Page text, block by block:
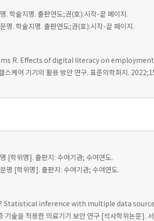
. 학술지명. 출판연도;권(호):시작-끝 페이지.
명. 학술지명. 출판연도;권(호):시작-끝 페이지.
R. Effects of digital literacy on
스케어 기기의 활용 방안 연구. 표준의학회지.
[학위명]. 출판지: 수여기관; 수여연도.
명 [학위명]. 출판지: 수여기관; 수여연도.
Statistical inference with multiple data
기술을 적용한 의료기기 보안 연구 [석사학위논문].